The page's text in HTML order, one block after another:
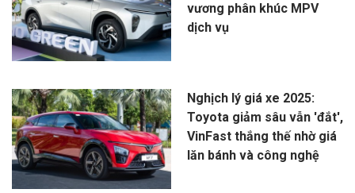
vương phân khúc MPV
dịch vụ
Nghịch lý giá xe 2025:
Toyota giảm sâu vẫn 'đắt',
VinFast thắng thế nhờ giá
lăn bánh và công nghệ